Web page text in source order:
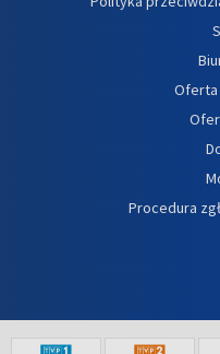
Oferta
Procedura